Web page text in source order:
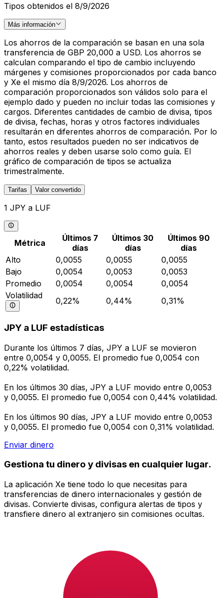
Tipos obtenidos el 8/9/2026
Más información
Los ahorros de la comparación se basan en una sola
transferencia de GBP 20,000 a USD. Los ahorros se
calculan comparando el tipo de cambio incluyendo
márgenes y comisiones proporcionados por cada banco
y Xe el mismo día 8/9/2026. Los ahorros de
comparación proporcionados son válidos solo para el
ejemplo dado y pueden no incluir todas las comisiones y
cargos. Diferentes cantidades de cambio de divisa, tipos
de divisa, fechas, horas y otros factores individuales
resultarán en diferentes ahorros de comparación. Por lo
tanto, estos resultados pueden no ser indicativos de
ahorros reales y deben usarse solo como guía. El
gráfico de comparación de tipos se actualiza
trimestralmente.
Tarifas Valor convertido
1 JPY a LUF
Métrica
Últimos 7
días
Últimos 30
días
Últimos 90
días
Alto
0,0055 0,0055
0,0055
Bajo
0,0054 0,0053
0,0053
Promedio
0,0054 0,0054
0,0054
Volatilidad
0,22% 0,44% 0,31%
JPY a LUF estadísticas
Durante los últimos 7 días, JPY a LUF se movieron
entre 0,0054 y 0,0055. El promedio fue 0,0054 con
0,22% volatilidad.
En los últimos 30 días, JPY a LUF movido entre 0,0053
y 0,0055. El promedio fue 0,0054 con 0,44% volatilidad.
En los últimos 90 días, JPY a LUF movido entre 0,0053
y 0,0055. El promedio fue 0,0054 con 0,31% volatilidad.
Enviar dinero
Gestiona tu dinero y divisas en cualquier lugar.
La aplicación Xe tiene todo lo que necesitas para
transferencias de dinero internacionales y gestión de
divisas. Convierte divisas, configura alertas de tipos y
transfiere dinero al extranjero sin comisiones ocultas.